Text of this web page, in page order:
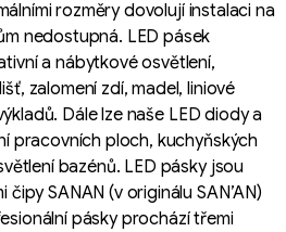
rozměry dovolují instalaci na
nedostupná. LED pásek
a nábytkové osvětlení,
zalomení zdí, madel, liniové
Dále lze naše LED diody a
pracovních ploch, kuchyňských
bazénů. LED pásky jsou
SANAN (v originálu SAN’AN)
pásky prochází třemi